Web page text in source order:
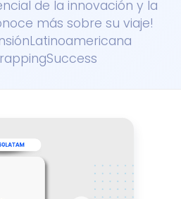
de la innovación y la
más sobre su viaje!